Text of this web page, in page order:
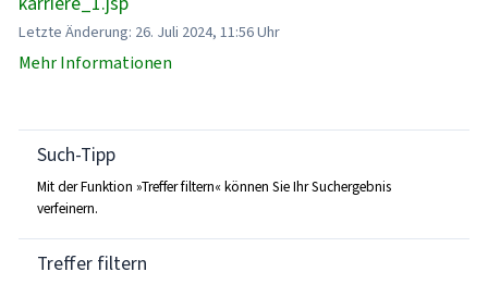
Letzte Änderung: 26. Juli 2024, 11:56 Uhr
Mehr Informationen
Such-Tipp
Mit der Funktion »Treffer filtern« können Sie Ihr Suchergebnis
verfeinern.
Treffer filtern